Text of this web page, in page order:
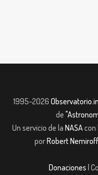
1995-2026
de
Un servicio de la NASAcon
porRobert Nemiroff
Donaciones |